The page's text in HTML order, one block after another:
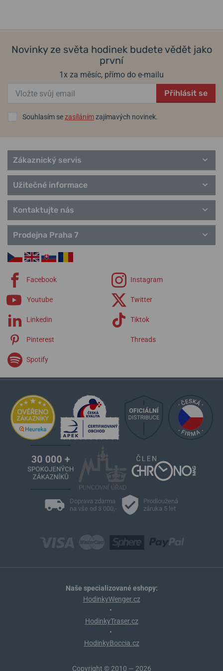
Populární modelové řady Seiko
Seiko 5
Chronograf
Cocktail Time
Novinky ze světa hodinek budete vědět jako
první
1x za měsíc, přímo do e-mailu
Přihlásit se
Souhlasím sezasílánímzajímavých novinek.
Zákaznický servis
Užitečné informace
Kontaktujte nás
Prodejna Praha 7
Facebook Instagram
Youtube Twitter
Linkedin Tiktok
Pinterest Threads
Spotify
Doprava zdarma
na vše od 3 000,-
Prodloužená
záruka 5 let
Naše specializované eshopy:
HodinkyWenger.cz
•
HodinkyTraser.cz
•
HodinkyBoccia.cz
Copyright © 2010 — 2026